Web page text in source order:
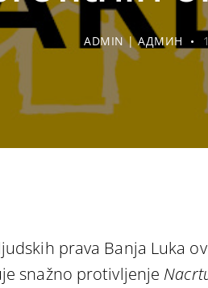
ADMIN | АДМИН
prava Banja Luka
snažno protivljenje